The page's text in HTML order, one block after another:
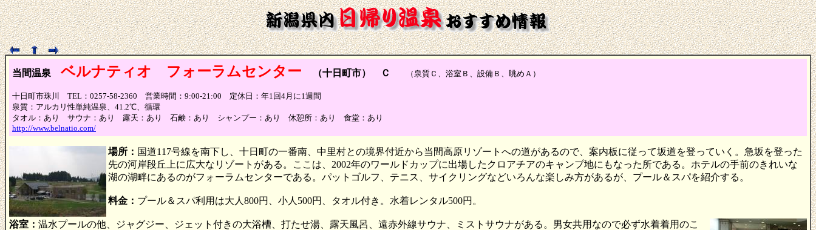
当間温泉 ベルナティオ フォーラムセンター （十日町市） Ｃ （泉質Ｃ、浴室Ｂ、設備Ｂ、眺めＡ）
十日町市珠川 TEL：0257-58-2360 営業時間：9:00-21:00 定休日：年1回4月に1週間
泉質：アルカリ性単純温泉、41.2℃、循環
タオル：あり サウナ：あり 露天：あり 石鹸：あり シャンプー：あり 休憩所：あり 食堂：あり
http://www.belnatio.com/
場所： 国道117号線を南下し、十日町の一番南、中里村との境界付近から当間高原リゾートへの道があるので、案内板に従って坂道を登っていく。急坂を登った
先の河岸段丘上に広大なリゾートがある。ここは、2002年のワールドカップに出場したクロアチアのキャンプ地にもなった所である。ホテルの手前のきれいな
湖の湖畔にあるのがフォーラムセンターである。パットゴルフ、テニス、サイクリングなどいろんな楽しみ方があるが、プール＆スパを紹介する。
料金： プール＆スパ利用は大人800円、小人500円、タオル付き。水着レンタル500円。
浴室： 温水プールの他、ジャグジー、ジェット付きの大浴槽、打たせ湯、露天風呂、遠赤外線サウナ、ミストサウナがある。男女共用なので必ず水着着用のこ